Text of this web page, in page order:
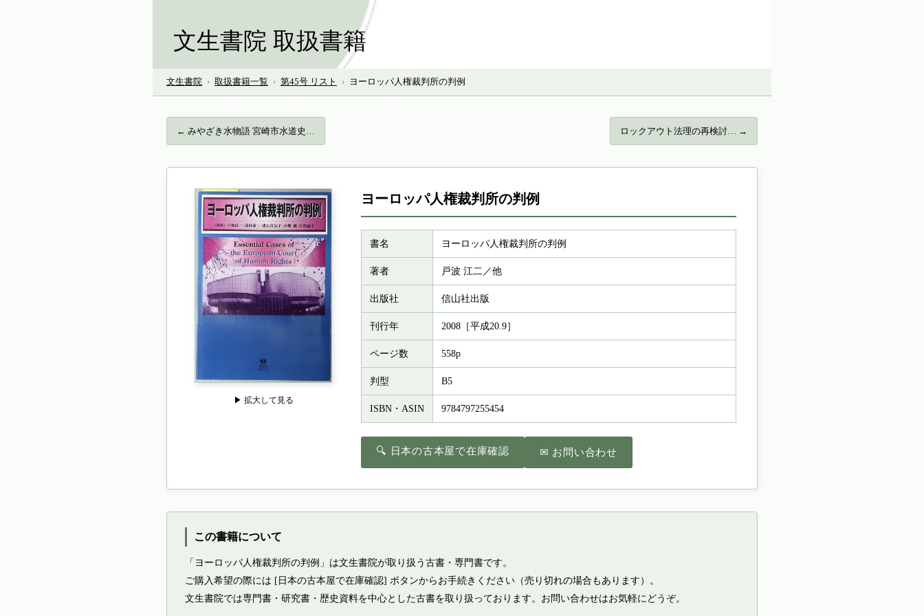
文生書院 取扱書籍
文生書院 › 取扱書籍一覧 › 第45号 リスト › ヨーロッパ人権裁判所の判例
← みやざき水物語 宮崎市水道史… ロックアウト法理の再検討… →
▶ 拡大して見る
ヨーロッパ人権裁判所の判例
書名 ヨーロッパ人権裁判所の判例
著者 戸波 江二／他
出版社 信山社出版
刊行年 2008［平成20.9］
ページ数 558p
判型 B5
ISBN・ASIN 9784797255454
🔍 日本の古本屋で在庫確認 ✉ お問い合わせ
この書籍について
「ヨーロッパ人権裁判所の判例」は文生書院が取り扱う古書・専門書です。
ご購入希望の際には [日本の古本屋で在庫確認] ボタンからお手続きください（売り切れの場合もあります）。
文生書院では専門書・研究書・歴史資料を中心とした古書を取り扱っております。お問い合わせはお気軽にどうぞ。